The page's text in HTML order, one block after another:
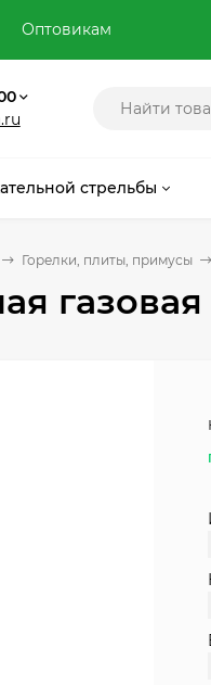
Оптовикам
стрельбы
Горелки, плиты, примусы